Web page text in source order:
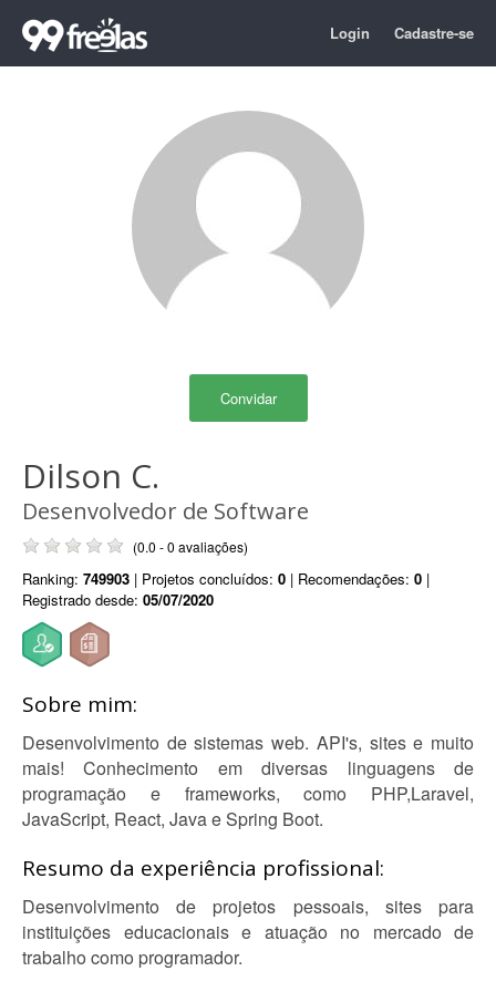
Login Cadastre-se
Convidar
Dilson C.
Desenvolvedor de Software
(0.0 - 0 avaliações)
Ranking: 749903 | Projetos concluídos: 0 | Recomendações: 0 |
Registrado desde: 05/07/2020
Sobre mim:
Desenvolvimento de sistemas web. API's, sites e muito
mais! Conhecimento em diversas linguagens de
programação e frameworks, como PHP,Laravel,
JavaScript, React, Java e Spring Boot.
Resumo da experiência profissional:
Desenvolvimento de projetos pessoais, sites para
instituições educacionais e atuação no mercado de
trabalho como programador.